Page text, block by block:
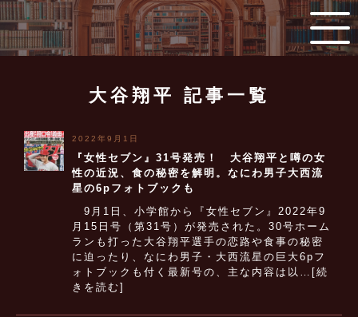
大谷翔平 記事一覧
2022年9月1日
『女性セブン』31号発売！ 大谷翔平と噂の女
性の近況、食の秘密を解明。なにわ男子大西流
星の6pフォトブックも
9月1日、小学館から『女性セブン』2022年9
月15日号（第31号）が発売された。30号ホーム
ランも打った大谷翔平選手の恋路や食事の秘密
に迫ったり、なにわ男子・大西流星の巨大6pフ
ォトブックも付く最新号の、主な内容は以…[続
きを読む]